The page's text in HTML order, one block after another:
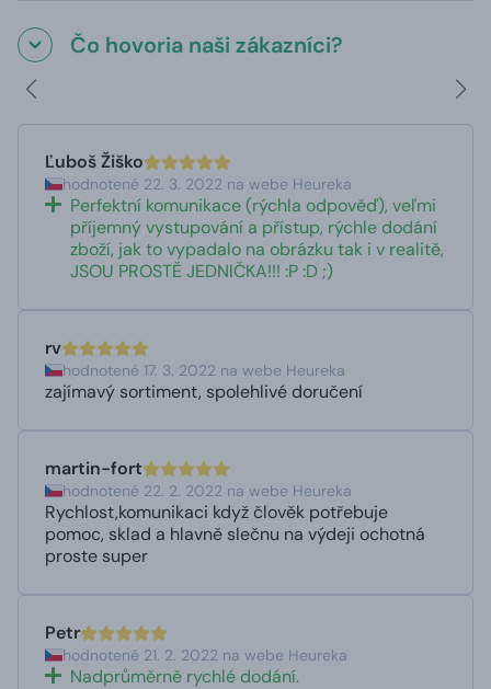
Čo hovoria naši zákazníci?
Ľuboš Žiško
hodnotené 22. 3. 2022 na webe Heureka
Perfektní komunikace (rýchla odpověď), veľmi
příjemný vystupování a přístup, rýchle dodání
zboží, jak to vypadalo na obrázku tak i v realitě,
JSOU PROSTĚ JEDNIČKA!!! :P :D ;)
rv
hodnotené 17. 3. 2022 na webe Heureka
zajímavý sortiment, spolehlivé doručení
martin-fort
hodnotené 22. 2. 2022 na webe Heureka
Rychlost,komunikaci když člověk potřebuje
pomoc, sklad a hlavně slečnu na výdeji ochotná
proste super
Petr
hodnotené 21. 2. 2022 na webe Heureka
Nadprůměrně rychlé dodání.